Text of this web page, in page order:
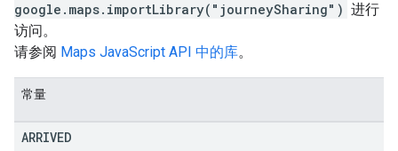
google.maps.importLibrary("journeySharing") 进行
访问。
请参阅 Maps JavaScript API 中的库。
常量
ARRIVED